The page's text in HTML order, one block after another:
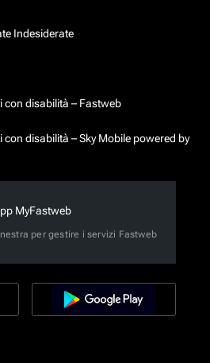
Indesiderate
con disabilità – Fastweb
con disabilità – Sky Mobile powered by
MyFastweb
per gestire i servizi Fastweb